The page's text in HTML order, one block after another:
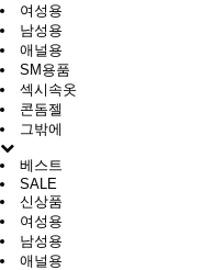
여성용
남성용
애널용
SM용품
섹시속옷
콘돔젤
그밖에
베스트
SALE
신상품
여성용
남성용
애널용